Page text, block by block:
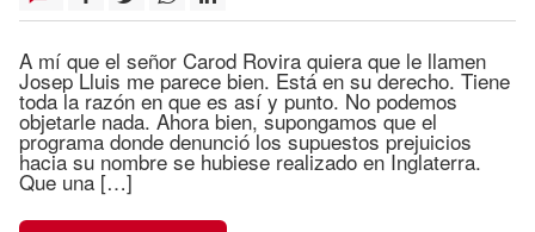
A mí que el señor Carod Rovira quiera que le llamen
Josep Lluis me parece bien. Está en su derecho. Tiene
toda la razón en que es así y punto. No podemos
objetarle nada. Ahora bien, supongamos que el
programa donde denunció los supuestos prejuicios
hacia su nombre se hubiese realizado en Inglaterra.
Que una […]